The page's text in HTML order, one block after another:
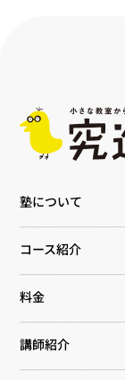
塾について
コース紹介
料金
講師紹介